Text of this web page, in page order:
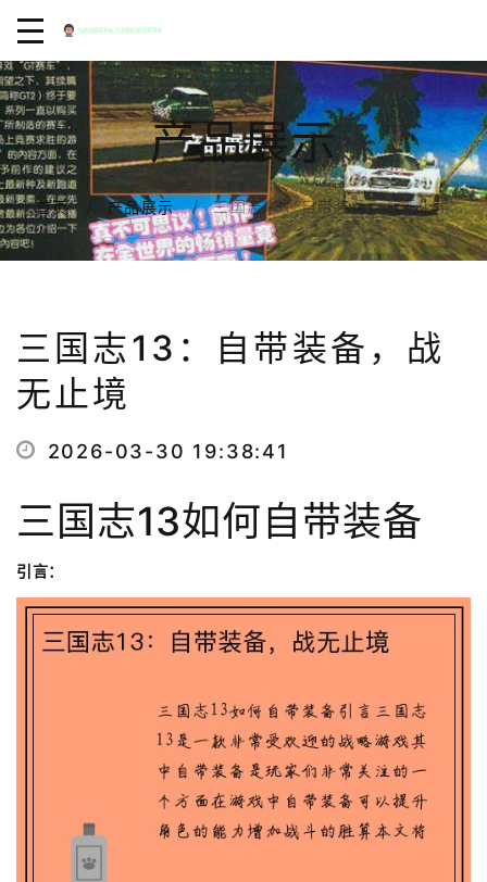
产品展示
首页 产品展示 三国志13：自带装备，战无止境
三国志13：自带装备，战
无止境
2026-03-30 19:38:41
三国志13如何自带装备
引言：